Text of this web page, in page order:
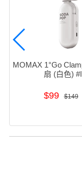
MOMAX 1°Go
扇 (白色)
$99 $149